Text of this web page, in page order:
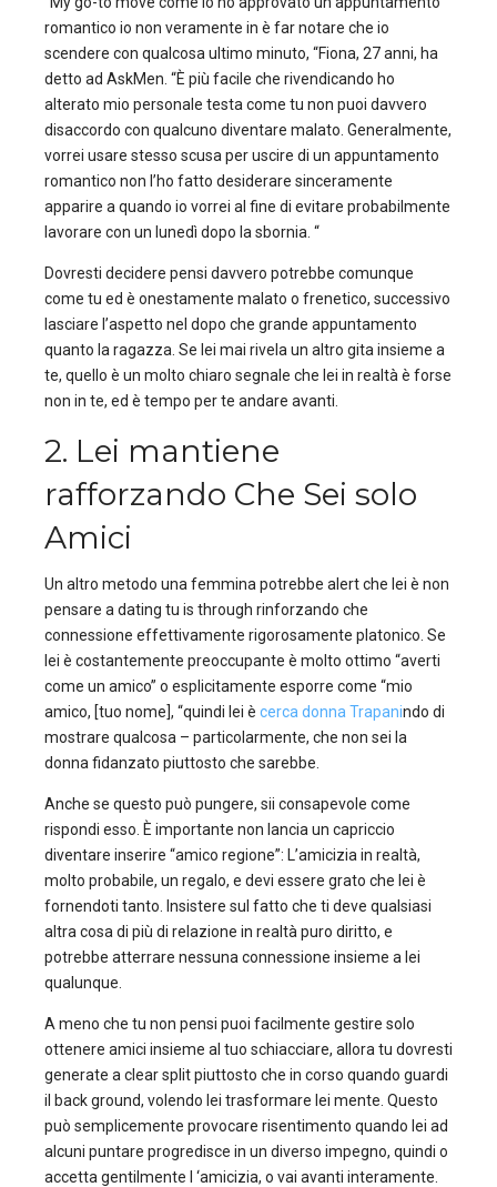
romantico io non veramente in è far notare che io
scendere con qualcosa ultimo minuto, “Fiona, 27 anni, ha
detto ad AskMen. “È più facile che rivendicando ho
alterato mio personale testa come tu non puoi davvero
disaccordo con qualcuno diventare malato. Generalmente,
vorrei usare stesso scusa per uscire di un appuntamento
romantico non l’ho fatto desiderare sinceramente
apparire a quando io vorrei al fine di evitare probabilmente
lavorare con un lunedì dopo la sbornia. “
Dovresti decidere pensi davvero potrebbe comunque
come tu ed è onestamente malato o frenetico, successivo
lasciare l’aspetto nel dopo che grande appuntamento
quanto la ragazza. Se lei mai rivela un altro gita insieme a
te, quello è un molto chiaro segnale che lei in realtà è forse
non in te, ed è tempo per te andare avanti.
2. Lei mantiene
rafforzando Che Sei solo
Amici
Un altro metodo una femmina potrebbe alert che lei è non
pensare a dating tu is through rinforzando che
connessione effettivamente rigorosamente platonico. Se
lei è costantemente preoccupante è molto ottimo “averti
come un amico” o esplicitamente esporre come “mio
amico, [tuo nome], “quindi lei è cerca donna Trapanindo di
mostrare qualcosa – particolarmente, che non sei la
donna fidanzato piuttosto che sarebbe.
Anche se questo può pungere, sii consapevole come
rispondi esso. È importante non lancia un capriccio
diventare inserire “amico regione”: L’amicizia in realtà,
molto probabile, un regalo, e devi essere grato che lei è
fornendoti tanto. Insistere sul fatto che ti deve qualsiasi
altra cosa di più di relazione in realtà puro diritto, e
potrebbe atterrare nessuna connessione insieme a lei
qualunque.
A meno che tu non pensi puoi facilmente gestire solo
ottenere amici insieme al tuo schiacciare, allora tu dovresti
generate a clear split piuttosto che in corso quando guardi
il back ground, volendo lei trasformare lei mente. Questo
può semplicemente provocare risentimento quando lei ad
alcuni puntare progredisce in un diverso impegno, quindi o
accetta gentilmente l ‘amicizia, o vai avanti interamente.